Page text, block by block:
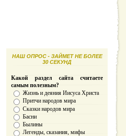
НАШ ОПРОС - ЗАЙМЕТ НЕ БОЛЕЕ
30 СЕКУНД
Какой раздел сайта считаете
самым полезным?
Жизнь и деяния Иисуса Христа
Притчи народов мира
Сказки народов мира
Басни
Былины
Легенды, сказания, мифы